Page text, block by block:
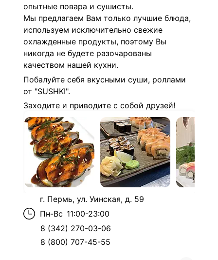
опытные повара и сушисты.
Мы предлагаем Вам только лучшие блюда,
используем исключительно свежие
охлажденные продукты, поэтому Вы
никогда не будете разочарованы
качеством нашей кухни.
Побалуйте себя вкусными суши, роллами
от "SUSHKI".
Заходите и приводите с собой друзей!
г. Пермь, ул. Уинская, д. 59
Пн-Вс 11:00-23:00
8 (342) 270-03-06
8 (800) 707-45-55